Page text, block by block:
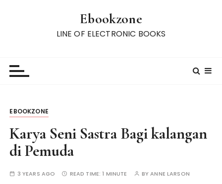
Ebookzone
LINE OF ELECTRONIC BOOKS
EBOOKZONE
Karya Seni Sastra Bagi kalangan
di Pemuda
3 YEARS AGO READ TIME:1 MINUTE BYANNE LARSON